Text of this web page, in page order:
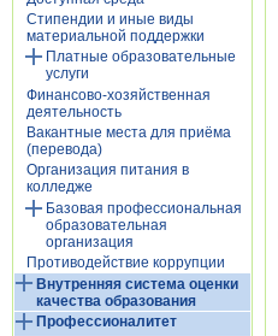
Стипендии и иные виды
материальной поддержки
Платные образовательные
услуги
Финансово-хозяйственная
деятельность
Вакантные места для приёма
(перевода)
Организация питания в
колледже
Базовая профессиональная
образовательная
организация
Противодействие коррупции
Внутренняя система оценки
качества образования
Профессионалитет